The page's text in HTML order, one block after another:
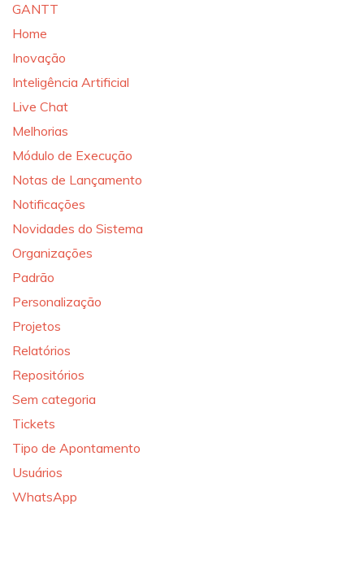
GANTT
Home
Inovação
Inteligência Artificial
Live Chat
Melhorias
Módulo de Execução
Notas de Lançamento
Notificações
Novidades do Sistema
Organizações
Padrão
Personalização
Projetos
Relatórios
Repositórios
Sem categoria
Tickets
Tipo de Apontamento
Usuários
WhatsApp